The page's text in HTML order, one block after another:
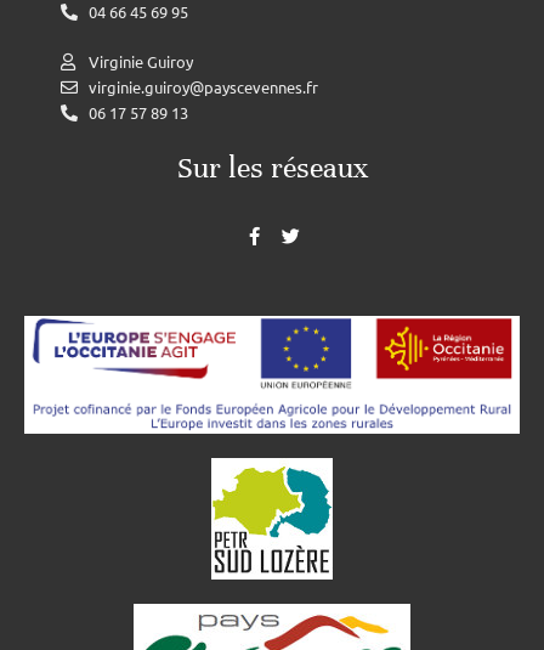
04 66 45 69 95
Virginie Guiroy
virginie.guiroy@payscevennes.fr
06 17 57 89 13
Sur les réseaux